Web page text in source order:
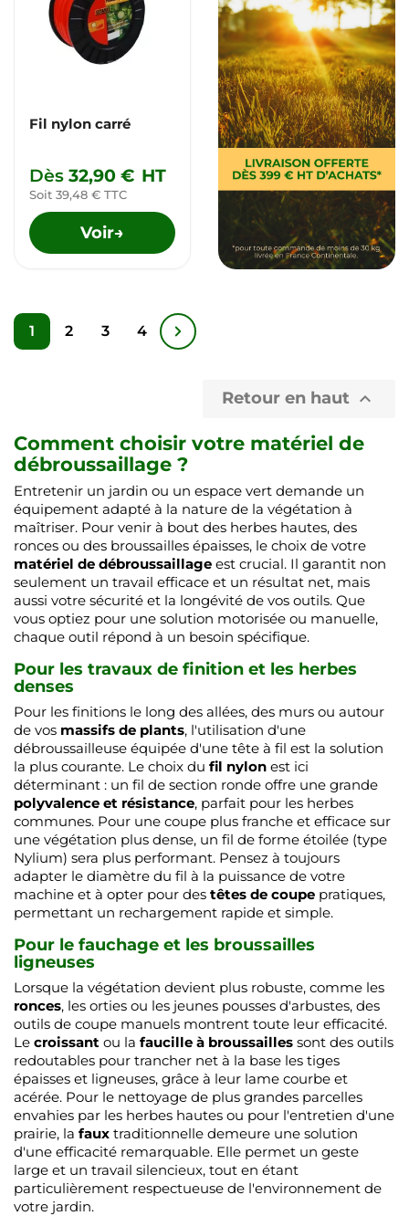
Fil nylon carré
Dès 32,90 € HT
Soit 39,48 € TTC
Voir→
1 2 3 4
Retour en haut 
Comment choisir votre matériel de
débroussaillage ?
Entretenir un jardin ou un espace vert demande un
équipement adapté à la nature de la végétation à
maîtriser. Pour venir à bout des herbes hautes, des
ronces ou des broussailles épaisses, le choix de votre
matériel de débroussaillage est crucial. Il garantit non
seulement un travail efficace et un résultat net, mais
aussi votre sécurité et la longévité de vos outils. Que
vous optiez pour une solution motorisée ou manuelle,
chaque outil répond à un besoin spécifique.
Pour les travaux de finition et les herbes
denses
Pour les finitions le long des allées, des murs ou autour
de vos massifs de plants, l'utilisation d'une
débroussailleuse équipée d'une tête à fil est la solution
la plus courante. Le choix du fil nylon est ici
déterminant : un fil de section ronde offre une grande
polyvalence et résistance, parfait pour les herbes
communes. Pour une coupe plus franche et efficace sur
une végétation plus dense, un fil de forme étoilée (type
Nylium) sera plus performant. Pensez à toujours
adapter le diamètre du fil à la puissance de votre
machine et à opter pour des têtes de coupe pratiques,
permettant un rechargement rapide et simple.
Pour le fauchage et les broussailles
ligneuses
Lorsque la végétation devient plus robuste, comme les
ronces, les orties ou les jeunes pousses d'arbustes, des
outils de coupe manuels montrent toute leur efficacité.
Le croissant ou la faucille à broussailles sont des outils
redoutables pour trancher net à la base les tiges
épaisses et ligneuses, grâce à leur lame courbe et
acérée. Pour le nettoyage de plus grandes parcelles
envahies par les herbes hautes ou pour l'entretien d'une
prairie, la faux traditionnelle demeure une solution
d'une efficacité remarquable. Elle permet un geste
large et un travail silencieux, tout en étant
particulièrement respectueuse de l'environnement de
votre jardin.